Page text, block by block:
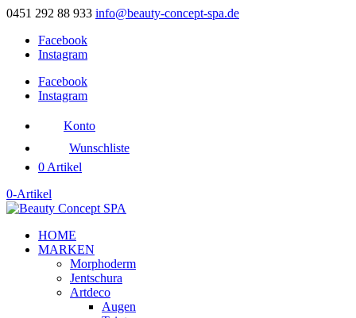
0451 292 88 933 info@beauty-concept-spa.de
Facebook
Instagram
Facebook
Instagram
Konto
Wunschliste
0 Artikel
0-Artikel
HOME
MARKEN
Morphoderm
Jentschura
Artdeco
Augen